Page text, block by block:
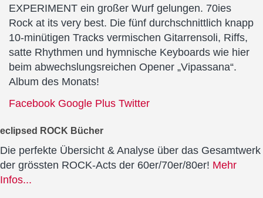
EXPERIMENT ein großer Wurf gelungen. 70ies
Rock at its very best. Die fünf durchschnittlich knapp
10-minütigen Tracks vermischen Gitarrensoli, Riffs,
satte Rhythmen und hymnische Keyboards wie hier
beim abwechslungsreichen Opener „Vipassana“.
Album des Monats!
Facebook Google Plus Twitter
eclipsed ROCK Bücher
Die perfekte Übersicht & Analyse über das Gesamtwerk
der grössten ROCK-Acts der 60er/70er/80er! Mehr
Infos...